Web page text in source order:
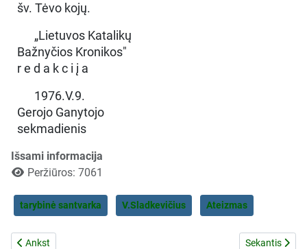
šv. Tėvo kojų.
„Lietuvos Katalikų
Bažnyčios Kronikos"
r e d a k c i į a
1976.V.9.
Gerojo Ganytojo
sekmadienis
Išsami informacija
Peržiūros: 7061
tarybinė santvarka V.Sladkevičius Ateizmas
Ankstesnis straipsnis: Kronikos Nr.23 žemėlapis
Ankst Kitas
Sekantis